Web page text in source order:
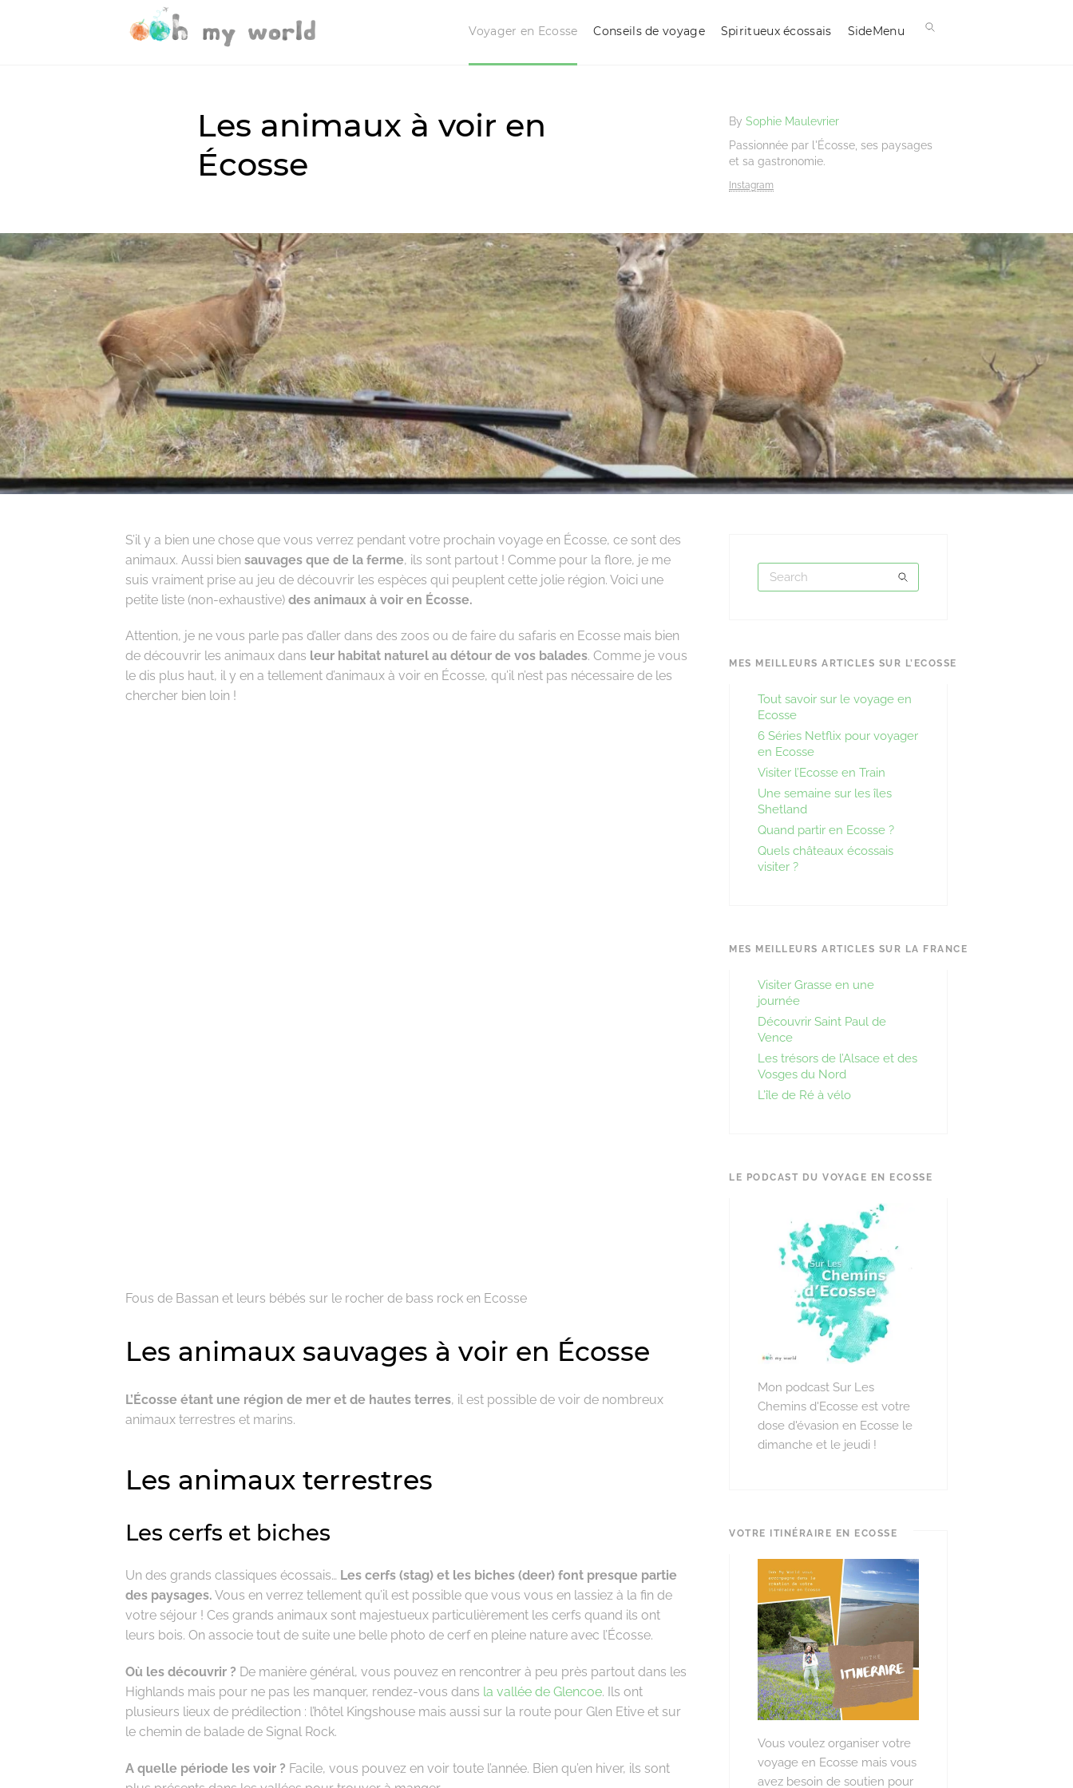
Voyager en Ecosse Conseils de voyage Spiritueux écossais SideMenu
Les animaux à voir en
Écosse
By Sophie Maulevrier
Passionnée par l'Écosse, ses paysages
et sa gastronomie.
Instagram
S’il y a bien une chose que vous verrez pendant votre prochain voyage en Écosse, ce sont des
animaux. Aussi bien sauvages que de la ferme, ils sont partout ! Comme pour la flore, je me
suis vraiment prise au jeu de découvrir les espèces qui peuplent cette jolie région. Voici une
petite liste (non-exhaustive) des animaux à voir en Écosse.
Attention, je ne vous parle pas d’aller dans des zoos ou de faire du safaris en Ecosse mais bien
de découvrir les animaux dans leur habitat naturel au détour de vos balades. Comme je vous
le dis plus haut, il y en a tellement d’animaux à voir en Écosse, qu’il n’est pas nécessaire de les
chercher bien loin !
Fous de Bassan et leurs bébés sur le rocher de bass rock en Ecosse
Les animaux sauvages à voir en Écosse
L’Écosse étant une région de mer et de hautes terres, il est possible de voir de nombreux
animaux terrestres et marins.
Les animaux terrestres
Les cerfs et biches
Un des grands classiques écossais… Les cerfs (stag) et les biches (deer) font presque partie
des paysages. Vous en verrez tellement qu’il est possible que vous vous en lassiez à la fin de
votre séjour ! Ces grands animaux sont majestueux particulièrement les cerfs quand ils ont
leurs bois. On associe tout de suite une belle photo de cerf en pleine nature avec l’Écosse.
Où les découvrir ? De manière général, vous pouvez en rencontrer à peu près partout dans les
Highlands mais pour ne pas les manquer, rendez-vous dans la vallée de Glencoe. Ils ont
plusieurs lieux de prédilection : l’hôtel Kingshouse mais aussi sur la route pour Glen Etive et sur
le chemin de balade de Signal Rock.
A quelle période les voir ? Facile, vous pouvez en voir toute l’année. Bien qu’en hiver, ils sont
MES MEILLEURS ARTICLES SUR L’ECOSSE
Tout savoir sur le voyage en
Ecosse
6 Séries Netflix pour voyager
en Ecosse
Visiter l’Ecosse en Train
Une semaine sur les îles
Shetland
Quand partir en Ecosse ?
Quels châteaux écossais
visiter ?
MES MEILLEURS ARTICLES SUR LA FRANCE
Visiter Grasse en une
journée
Découvrir Saint Paul de
Vence
Les trésors de l’Alsace et des
Vosges du Nord
L’île de Ré à vélo
LE PODCAST DU VOYAGE EN ECOSSE
Mon podcast Sur Les
Chemins d'Ecosse est votre
dose d'évasion en Ecosse le
dimanche et le jeudi !
VOTRE ITINÉRAIRE EN ECOSSE
Vous voulez organiser votre
voyage en Ecosse mais vous
avez besoin de soutien pour